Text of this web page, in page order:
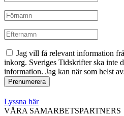
Jag vill få relevant information
inkorg. Sveriges Tidskrifter ska inte
information. Jag kan när som helst
Lyssna här
VÅRA SAMARBETSPARTNERS